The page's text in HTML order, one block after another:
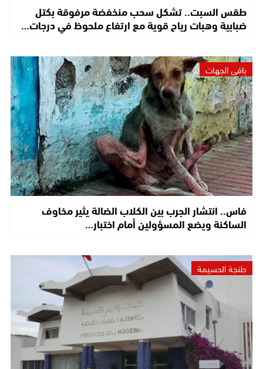
طقس السبت.. تشكل سحب منخفضة مرفوقة بكتل
ضبابية وهبات رياح قوية مع ارتفاع ملحوظ في درجات…
باقي الجهات
فاس.. انتشار الجرب بين الكلاب الضالة يثير مخاوف
الساكنة ويضع المسؤولين أمام اختبار…
طنجة الحسيمة